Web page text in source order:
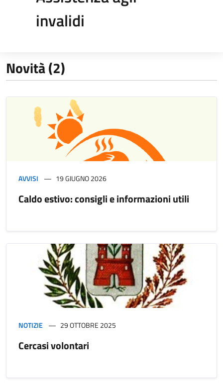
invalidi
Novità (2)
AVVISI 19 GIUGNO 2026
Caldo estivo: consigli e informazioni utili
NOTIZIE 29 OTTOBRE 2025
Cercasi volontari